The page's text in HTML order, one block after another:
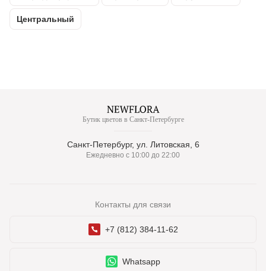
Центральный
Бутик цветов в Санкт-Петербурге
Санкт-Петербург, ул. Литовская, 6
Ежедневно с 10:00 до 22:00
Контакты для связи
+7 (812) 384-11-62
Whatsapp